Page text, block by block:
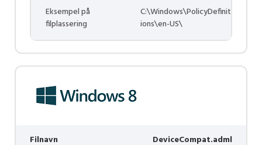
Eksempel på
filplassering
C:\Windows\PolicyDefinit
ions\en-US\
Filnavn DeviceCompat.adml